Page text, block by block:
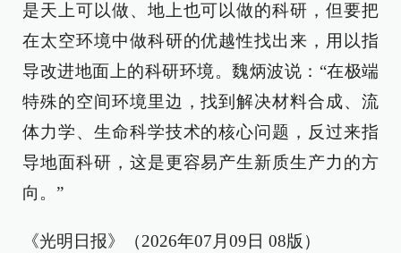
是天上可以做、地上也可以做的科研，但要把
在太空环境中做科研的优越性找出来，用以指
导改进地面上的科研环境。魏炳波说：“在极端
特殊的空间环境里边，找到解决材料合成、流
体力学、生命科学技术的核心问题，反过来指
导地面科研，这是更容易产生新质生产力的方
向。”
《光明日报》（2026年07月09日 08版）